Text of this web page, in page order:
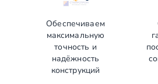
Обеспечиваем
максимальную
точность и
надёжность
конструкций